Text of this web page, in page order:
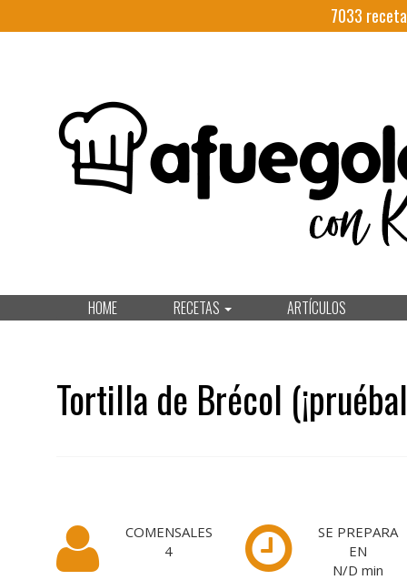
7033
HOME RECETAS ARTÍCULOS
Tortilla de Brécol
COMENSALES
4
SE PREPARA
EN
N/D min